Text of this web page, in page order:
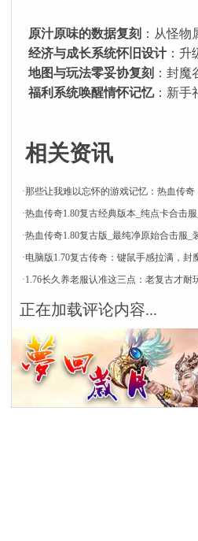
原汁原味的数据复刻 ：从怪
经济与成长系统怀旧设计：升
地图与玩法零妥协复刻 ：封
福利系统唤醒情怀记忆：新手
相关资讯
·那些让我难以忘怀的游戏记忆：热血传奇
·热血传奇1.80复古经典版本_纯点卡合击
·热血传奇1.80复古版_最纯净原始合击服_
·电脑版1.70复古传奇：键鼠手感拉满，封
·1.76长久养老服认准这三点：老复古才耐
正在加载评论内容...